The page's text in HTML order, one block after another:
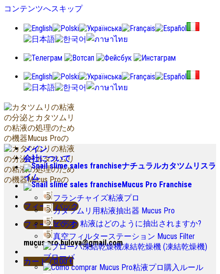
コンテンツへスキップ
フィードバック
フィードバック
mucus.pro.bulova@gmail.com
カート /0.00€
メイン
会社について
ナチュラルカタツムリスラ
イム
Mucus Pro Franchise
フランチャイズ粘液プロ
カタツムリ用粘液抽出器 Mucus Pro
ビデオ: 粘液はどのように抽出されますか?
真空フィルターステーション Mucus Filter
凍結乾燥機 (凍結乾燥機)
ブローバ
粘液プロ購入ルール